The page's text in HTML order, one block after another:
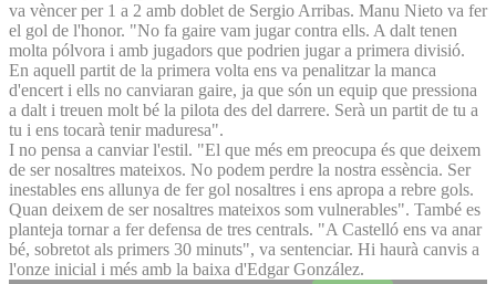
va vèncer per 1 a 2 amb doblet de Sergio Arribas. Manu Nieto va fer
el gol de l'honor. "No fa gaire vam jugar contra ells. A dalt tenen
molta pólvora i amb jugadors que podrien jugar a primera divisió.
En aquell partit de la primera volta ens va penalitzar la manca
d'encert i ells no canviaran gaire, ja que són un equip que pressiona
a dalt i treuen molt bé la pilota des del darrere. Serà un partit de tu a
tu i ens tocarà tenir maduresa".
I no pensa a canviar l'estil. "El que més em preocupa és que deixem
de ser nosaltres mateixos. No podem perdre la nostra essència. Ser
inestables ens allunya de fer gol nosaltres i ens apropa a rebre gols.
Quan deixem de ser nosaltres mateixos som vulnerables". També es
planteja tornar a fer defensa de tres centrals. "A Castelló ens va anar
bé, sobretot als primers 30 minuts", va sentenciar. Hi haurà canvis a
l'onze inicial i més amb la baixa d'Edgar González.